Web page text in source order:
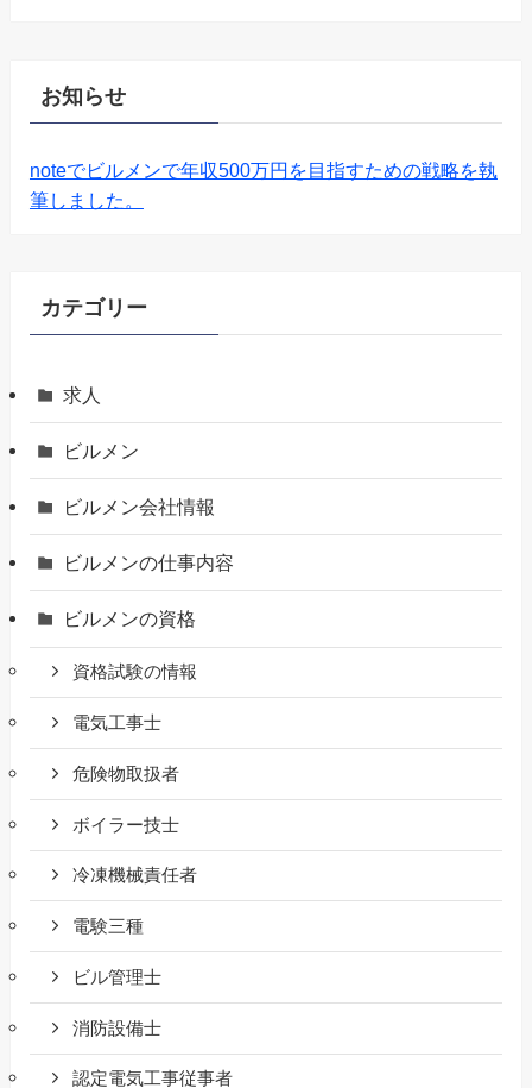
お知らせ
noteでビルメンで年収500万円を目指すための戦略を執
筆しました。
カテゴリー
求人
ビルメン
ビルメン会社情報
ビルメンの仕事内容
ビルメンの資格
資格試験の情報
電気工事士
危険物取扱者
ボイラー技士
冷凍機械責任者
電験三種
ビル管理士
消防設備士
認定電気工事従事者